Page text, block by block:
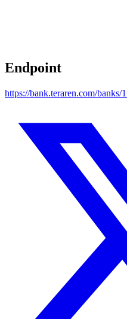
Endpoint
https://bank.teraren.com/banks/